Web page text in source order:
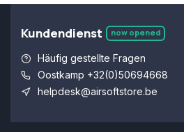
Kundendienst now opened
Häufig gestellte Fragen
Oostkamp +32(0)50694668
helpdesk@airsoftstore.be